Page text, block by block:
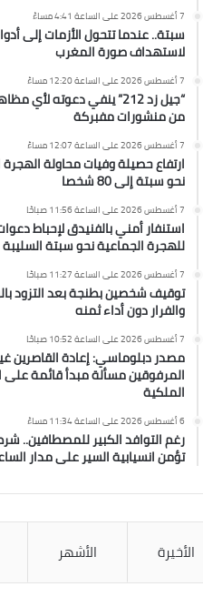
7 أغسطس 2026 على الساعة 4:41 مساءً
سبتة.. عندما تتحول الأزمات إلى
لاستهداف صورة المغرب
7 أغسطس 2026 على الساعة 12:20 مساءً
“جيل زد 212” ينفي دعوته لأي
من منشورات مفبركة
7 أغسطس 2026 على الساعة 12:07 مساءً
ارتفاع حصيلة وفيات محاولة
نحو سبتة إلى 80 شخصا
7 أغسطس 2026 على الساعة 11:56 صباحًا
استنفار أمني بالفنيدق لإحباط
للهجرة الجماعية نحو سبتة السليبة
7 أغسطس 2026 على الساعة 11:27 صباحًا
توقيف شخصين بطنجة بعد التزود
والفرار دون أداء ثمنه
7 أغسطس 2026 على الساعة 10:52 صباحًا
مصدر دبلوماسي: إعادة القاصرين
المرفوقين مسألة مبدأ قائمة على
الملكية
6 أغسطس 2026 على الساعة 11:34 مساءً
رغم التوافد الكبير للمصطافين..
تؤمن انسيابية السير على مدار
الأخيرة الأشهر